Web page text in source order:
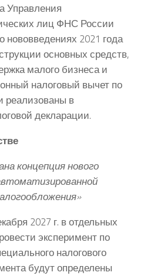
Управления
лиц ФНС России
нововведениях 2021 года
основных средств,
малого бизнеса и
налоговый вычет по
реализованы в
декларации.
концепция нового
2027 г. в отдельных
эксперимент по
налогового
будут определены